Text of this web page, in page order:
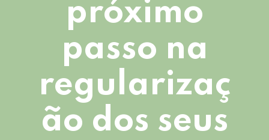
próximo
passo na
regularizaç
ão dos seus